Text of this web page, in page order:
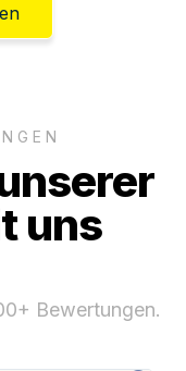
uns
Bewertungen.